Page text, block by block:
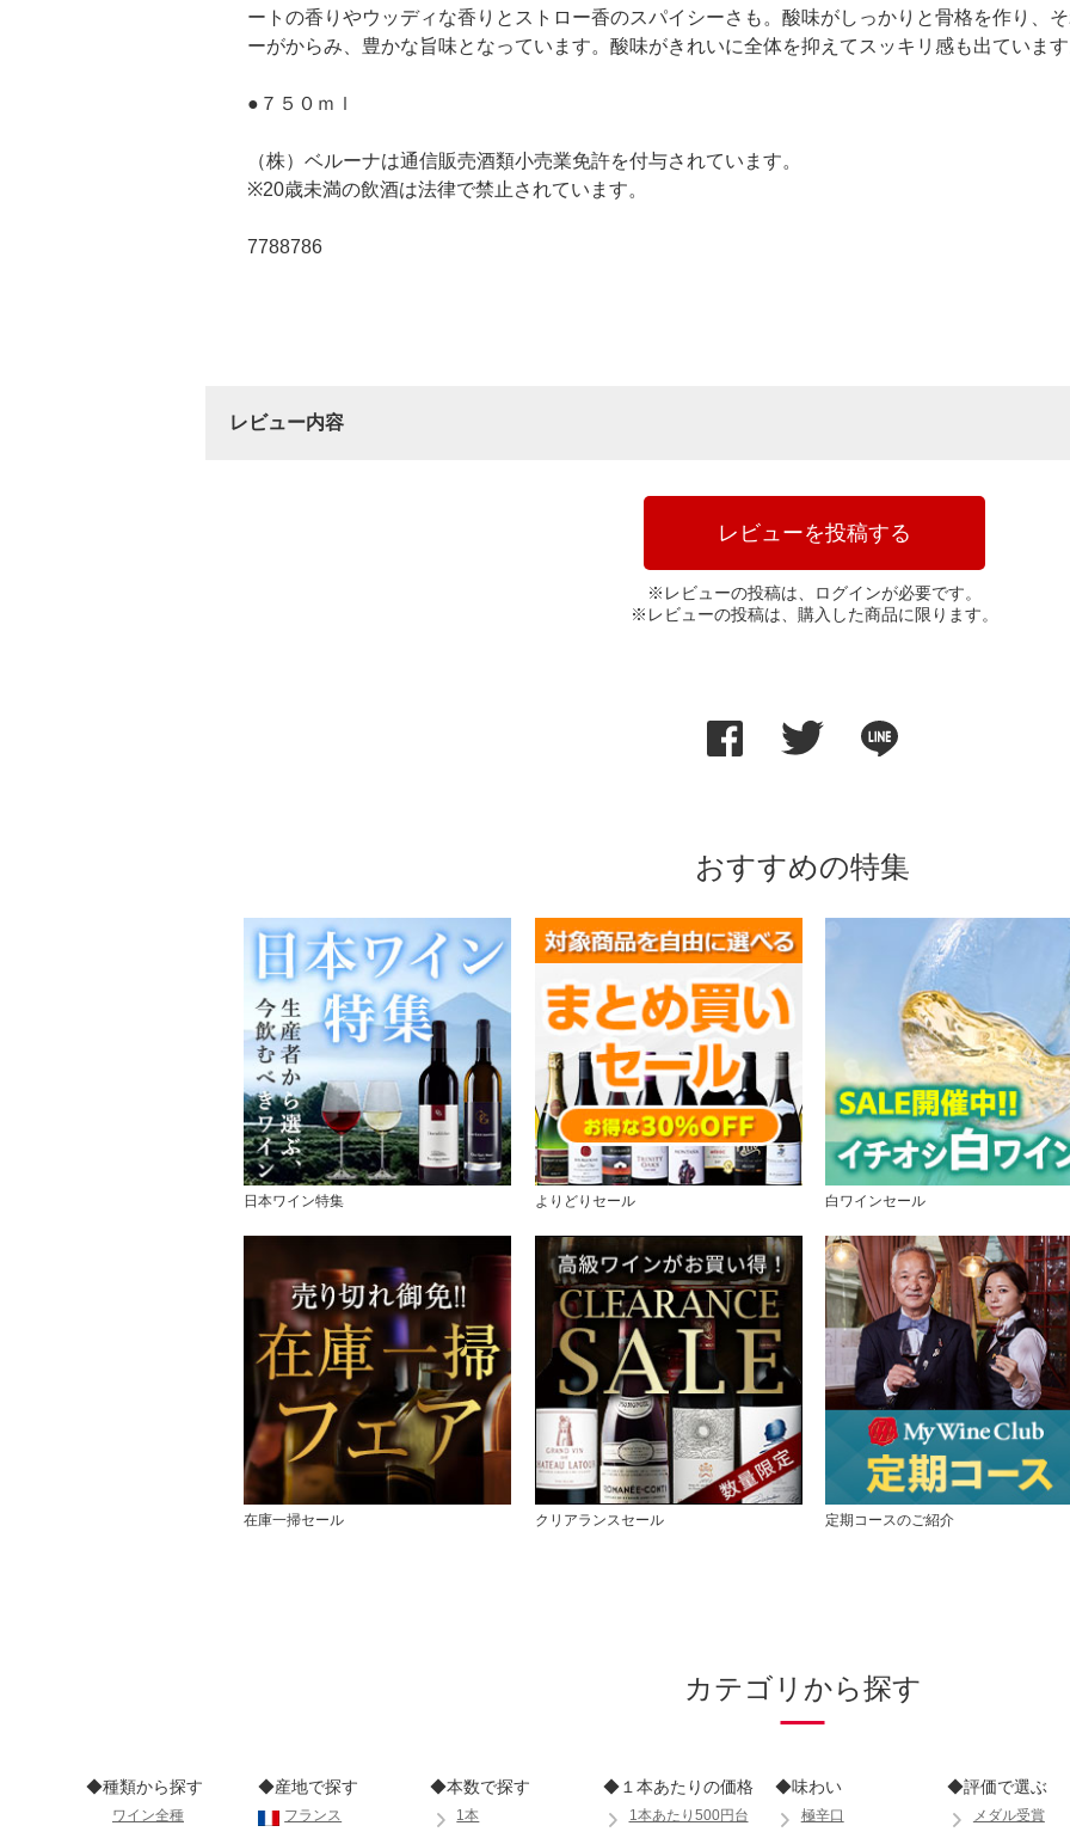
ートの香りやウッディな香りとストロー香のスパイシーさも。酸味がしっかりと骨格を作り、
ーがからみ、豊かな旨味となっています。酸味がきれいに全体を抑えてスッキリ感も出ています
●７５０ｍｌ
（株）ベルーナは通信販売酒類小売業免許を付与されています。
※20歳未満の飲酒は法律で禁止されています。
7788786
レビュー内容
レビューを投稿する
※レビューの投稿は、ログインが必要です。
※レビューの投稿は、購入した商品に限ります。
おすすめの特集
日本ワイン特集 よりどりセール 白ワインセール
在庫一掃セール クリアランスセール 定期コースのご紹介
カテゴリから探す
◆種類から探す
ワイン全種
◆産地で探す
フランス
◆本数で探す
1本
◆１本あたりの価格
1本あたり500円台
◆味わい
極辛口
◆評価で選ぶ
メダル受賞